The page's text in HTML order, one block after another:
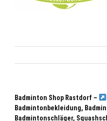
Badminton Shop Rastdorf –
Badmintonbekleidung,
Badmintonschläger,